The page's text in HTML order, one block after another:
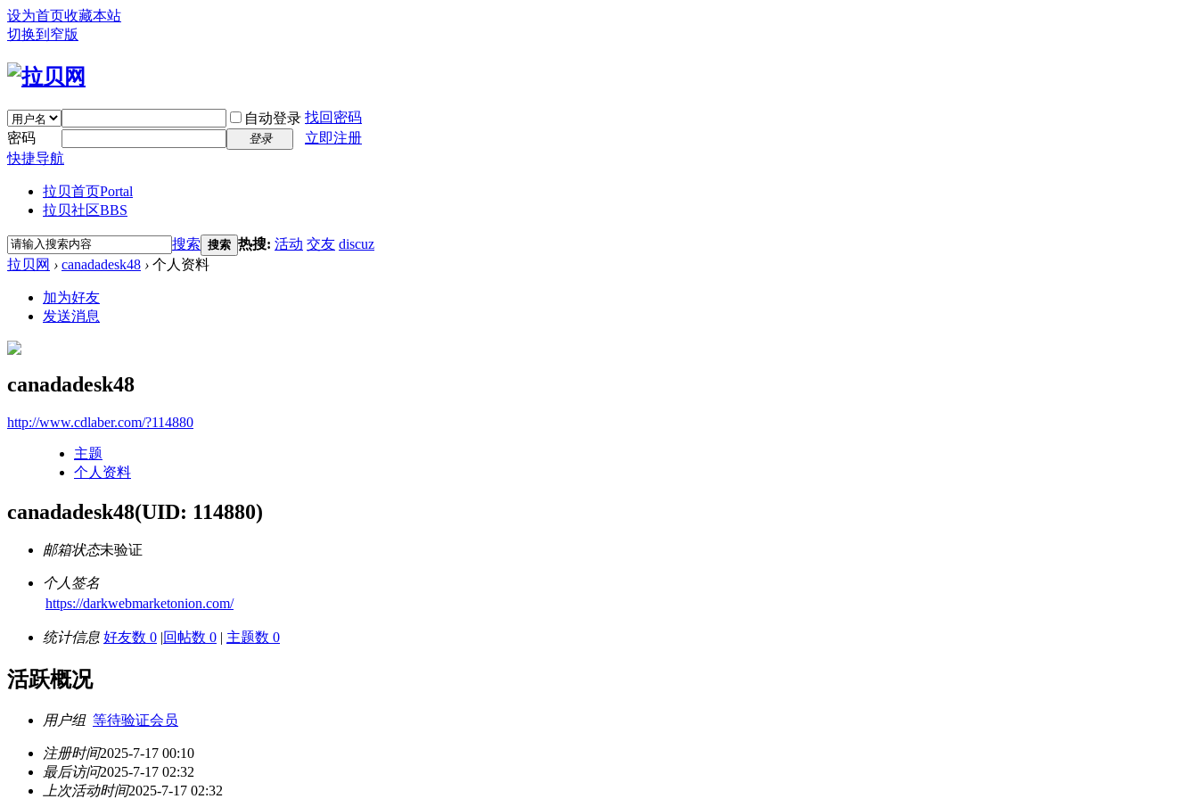
设为首页收藏本站
切换到窄版
自动登录 找回密码
密码
登录
立即注册
快捷导航
拉贝首页Portal
拉贝社区BBS
搜索 搜索 热搜: 活动 交友 discuz
拉贝网 › canadadesk48 › 个人资料
加为好友
发送消息
canadadesk48
http://www.cdlaber.com/?114880
主题
个人资料
canadadesk48(UID: 114880)
邮箱状态未验证
个人签名
https://darkwebmarketonion.com/
统计信息 好友数 0 |回帖数 0 | 主题数 0
活跃概况
用户组 等待验证会员
注册时间2025-7-17 00:10
最后访问2025-7-17 02:32
上次活动时间2025-7-17 02:32